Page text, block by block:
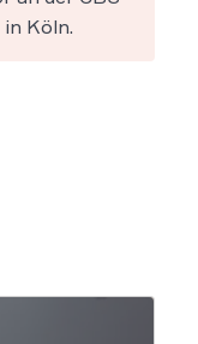
Köln.